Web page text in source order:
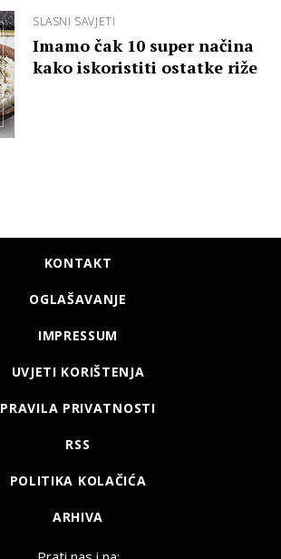
SLASNI SAVJETI
Imamo čak 10 super načina
kako iskoristiti ostatke riže
KONTAKT
OGLAŠAVANJE
IMPRESSUM
UVJETI KORIŠTENJA
PRAVILA PRIVATNOSTI
RSS
POLITIKA KOLAČIĆA
ARHIVA